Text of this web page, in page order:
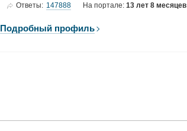
Ответы: 147888 На портале: 13 лет 8 месяцев
Подробный профиль